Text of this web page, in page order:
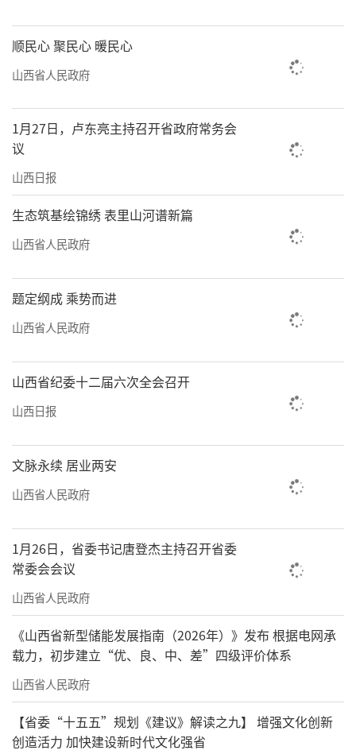
顺民心 聚民心 暖民心
山西省人民政府
1月27日，卢东亮主持召开省政府常务会
议
山西日报
生态筑基绘锦绣 表里山河谱新篇
山西省人民政府
题定纲成 乘势而进
山西省人民政府
山西省纪委十二届六次全会召开
山西日报
文脉永续 居业两安
山西省人民政府
1月26日，省委书记唐登杰主持召开省委
常委会会议
山西省人民政府
《山西省新型储能发展指南（2026年）》发布 根据电网承
载力，初步建立“优、良、中、差”四级评价体系
山西省人民政府
【省委“十五五”规划《建议》解读之九】 增强文化创新
创造活力 加快建设新时代文化强省